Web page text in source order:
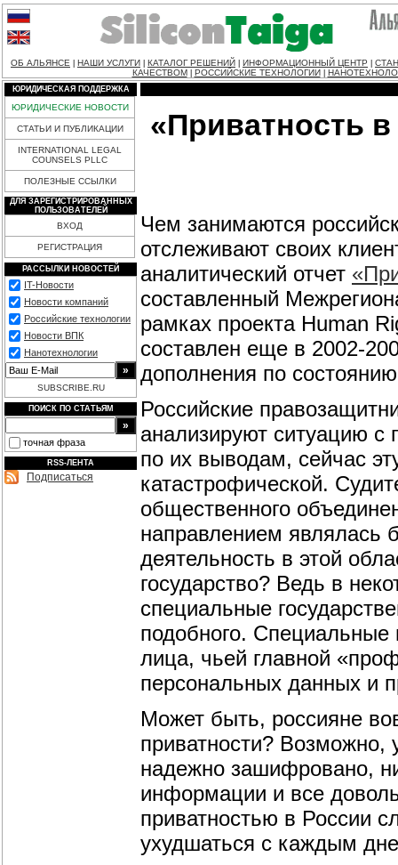
ОБ АЛЬЯНСЕ НАШИ УСЛУГИ КАТАЛОГ РЕШЕНИЙ ИНФОРМАЦИОННЫЙ ЦЕНТР
КАЧЕСТВОМ
РОССИЙСКИЕ ТЕХНОЛОГИИ
ЮРИДИЧЕСКАЯ ПОДДЕРЖКА
ЮРИДИЧЕСКИЕ НОВОСТИ
СТАТЬИ И ПУБЛИКАЦИИ
INTERNATIONAL LEGAL
COUNSELS PLLC
ПОЛЕЗНЫЕ ССЫЛКИ
ДЛЯ ЗАРЕГИСТРИРОВАННЫХ
ПОЛЬЗОВАТЕЛЕЙ
ВХОД
РЕГИСТРАЦИЯ
РАССЫЛКИ НОВОСТЕЙ
IT-Новости
Новости компаний
Российские технологии
Новости ВПК
Нанотехнологии
SUBSCRIBE.RU
ПОИСК ПО СТАТЬЯМ
точная фраза
RSS-ЛЕНТА
Подписаться
«Приватность
Чем занимаются
отслеживают своих
аналитический отчет
составленный
рамках проекта Human
составлен еще в 2002-
дополнения по
Российские
анализируют ситуацию с
по их выводам, сейчас
катастрофической.
общественного
направлением являлась
деятельность в этой
государство? Ведь в
специальные
подобного.
лица, чьей главной
персональных данных и
Может быть, россияне
приватности? Возможно,
надежно зашифровано,
информации и все
приватностью в России
ухудшаться с каждым